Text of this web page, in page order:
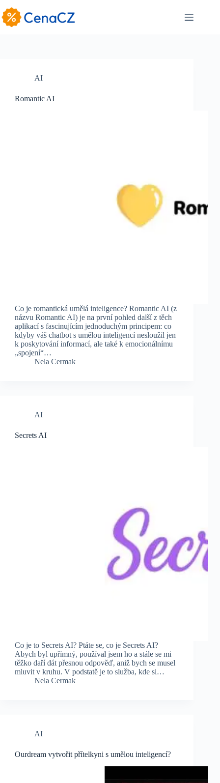
to
content
AI
Romantic AI
Co je romantická umělá inteligence? Romantic AI (z
názvu Romantic AI) je na první pohled další z těch
aplikací s fascinujícím jednoduchým principem: co
kdyby váš chatbot s umělou inteligencí nesloužil jen
k poskytování informací, ale také k emocionálnímu
„spojení“…
Nela Cermak
AI
Secrets AI
Co je to Secrets AI? Ptáte se, co je Secrets AI?
Abych byl upřímný, používal jsem ho a stále se mi
těžko daří dát přesnou odpověď, aniž bych se musel
mluvit v kruhu. V podstatě je to služba, kde si…
Nela Cermak
AI
Ourdream vytvořit přítelkyni s umělou inteligencí?